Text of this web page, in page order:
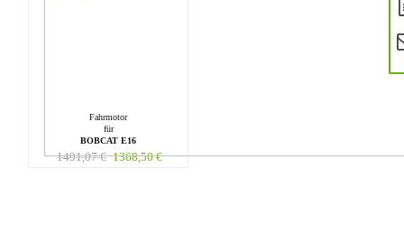
Fahrmotor
für
BOBCAT E16
1491,07€ 1368,50€